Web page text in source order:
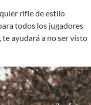
rifle de estilo
todos los jugadores
ayudará a no ser visto